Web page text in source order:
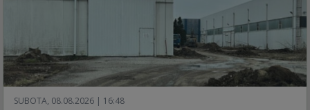
SUBOTA, 08.08.2026 | 16:48